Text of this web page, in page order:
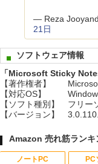
— Reza
21日
ソフトウェア情報
「Microsoft Sticky
【著作権者】
【対応OS】
【ソフト種別】
フリー
【バージョン】
Amazon 売れ筋ランキ
ノートPC PC